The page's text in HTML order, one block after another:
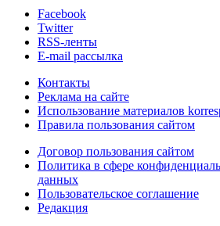
Facebook
Twitter
RSS-ленты
E-mail рассылка
Контакты
Реклама на сайте
Использование материалов
Правила пользования сайтом
Договор пользования сайтом
Политика в сфере
данных
Пользовательское соглашение
Редакция